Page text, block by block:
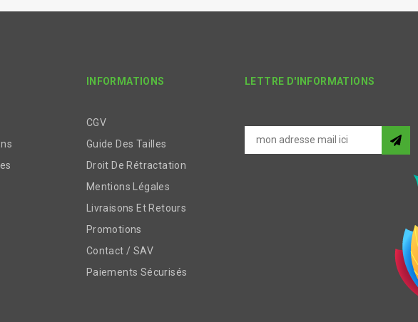
INFORMATIONS
CGV
Guide Des Tailles
Droit De Rétractation
Mentions Légales
Livraisons Et Retours
Promotions
Contact / SAV
Paiements Sécurisés
LETTRE D'INFORMATIONS